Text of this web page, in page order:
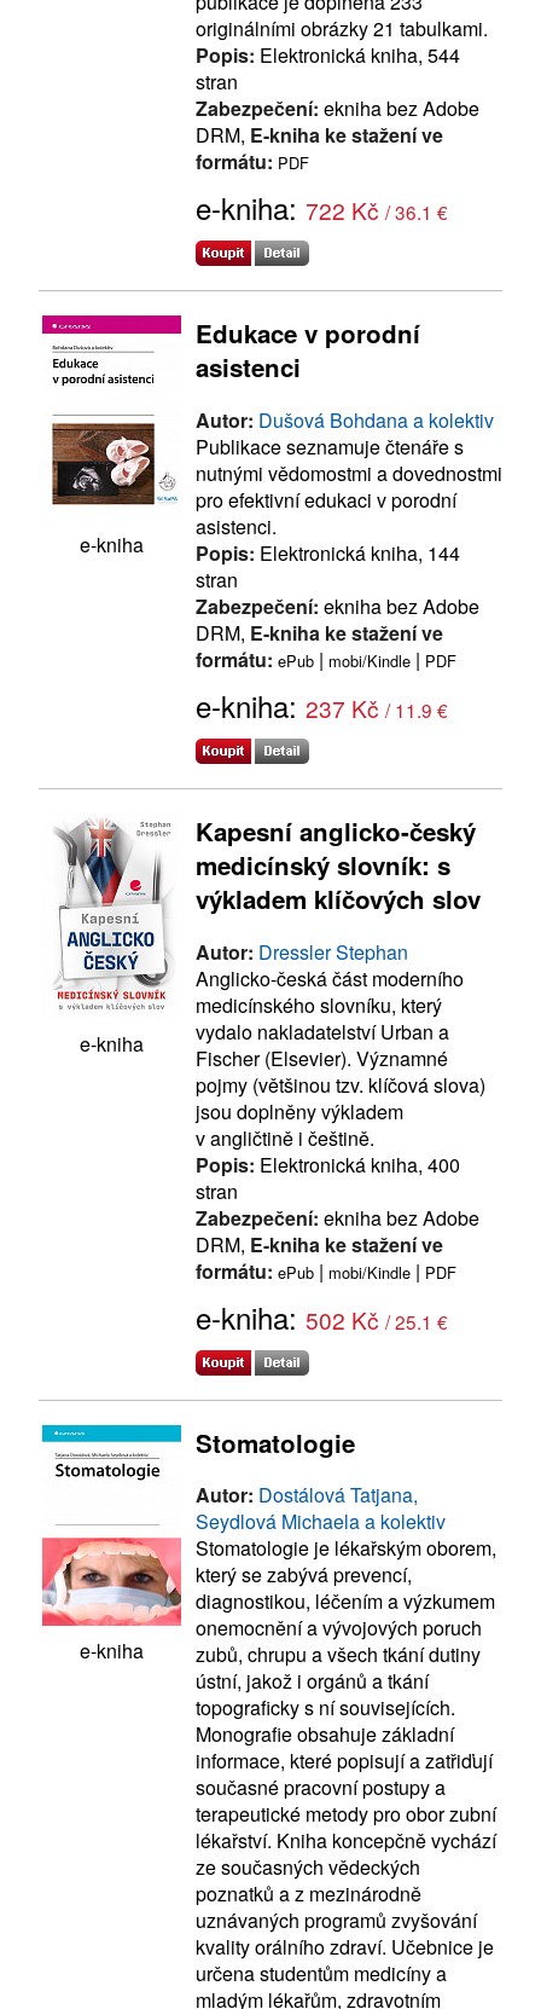
originálními obrázky 21 tabulkami.
Popis: Elektronická kniha, 544
stran
Zabezpečení: ekniha bez Adobe
DRM, E-kniha ke stažení ve
formátu: PDF
e-kniha: 722 Kč / 36.1 €
e-kniha
Edukace v porodní
asistenci
Autor: Dušová Bohdana a kolektiv
Publikace seznamuje čtenáře s
nutnými vědomostmi a dovednostmi
pro efektivní edukaci v porodní
asistenci.
Popis: Elektronická kniha, 144
stran
Zabezpečení: ekniha bez Adobe
DRM, E-kniha ke stažení ve
formátu: ePub | mobi/Kindle | PDF
e-kniha: 237 Kč / 11.9 €
e-kniha
Kapesní anglicko-český
medicínský slovník: s
výkladem klíčových slov
Autor: Dressler Stephan
Anglicko-česká část moderního
medicínského slovníku, který
vydalo nakladatelství Urban a
Fischer (Elsevier). Významné
pojmy (většinou tzv. klíčová slova)
jsou doplněny výkladem
v angličtině i češtině.
Popis: Elektronická kniha, 400
stran
Zabezpečení: ekniha bez Adobe
DRM, E-kniha ke stažení ve
formátu: ePub | mobi/Kindle | PDF
e-kniha: 502 Kč / 25.1 €
e-kniha
Stomatologie
Autor: Dostálová Tatjana,
Seydlová Michaela a kolektiv
Stomatologie je lékařským oborem,
který se zabývá prevencí,
diagnostikou, léčením a výzkumem
onemocnění a vývojových poruch
zubů, chrupu a všech tkání dutiny
ústní, jakož i orgánů a tkání
topograficky s ní souvisejících.
Monografie obsahuje základní
informace, které popisují a zatřiďují
současné pracovní postupy a
terapeutické metody pro obor zubní
lékařství. Kniha koncepčně vychází
ze současných vědeckých
poznatků a z mezinárodně
uznávaných programů zvyšování
kvality orálního zdraví. Učebnice je
určena studentům medicíny a
mladým lékařům, zdravotním